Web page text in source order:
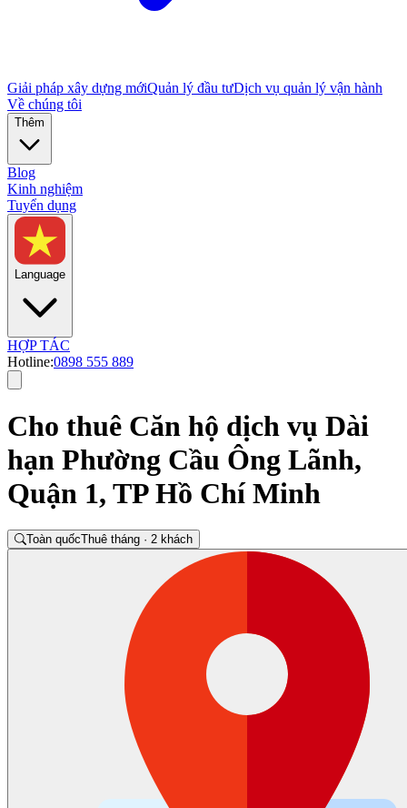
Giải pháp xây dựng mớiQuản lý đầu tưDịch vụ quản lý vận hành
Về chúng tôi
Thêm
Blog
Kinh nghiệm
Tuyển dụng
Language
HỢP TÁC
Hotline:0898 555 889
Cho thuê Căn hộ dịch vụ Dài
hạn Phường Cầu Ông Lãnh,
Quận 1, TP Hồ Chí Minh
Toàn quốcThuê tháng · 2 khách